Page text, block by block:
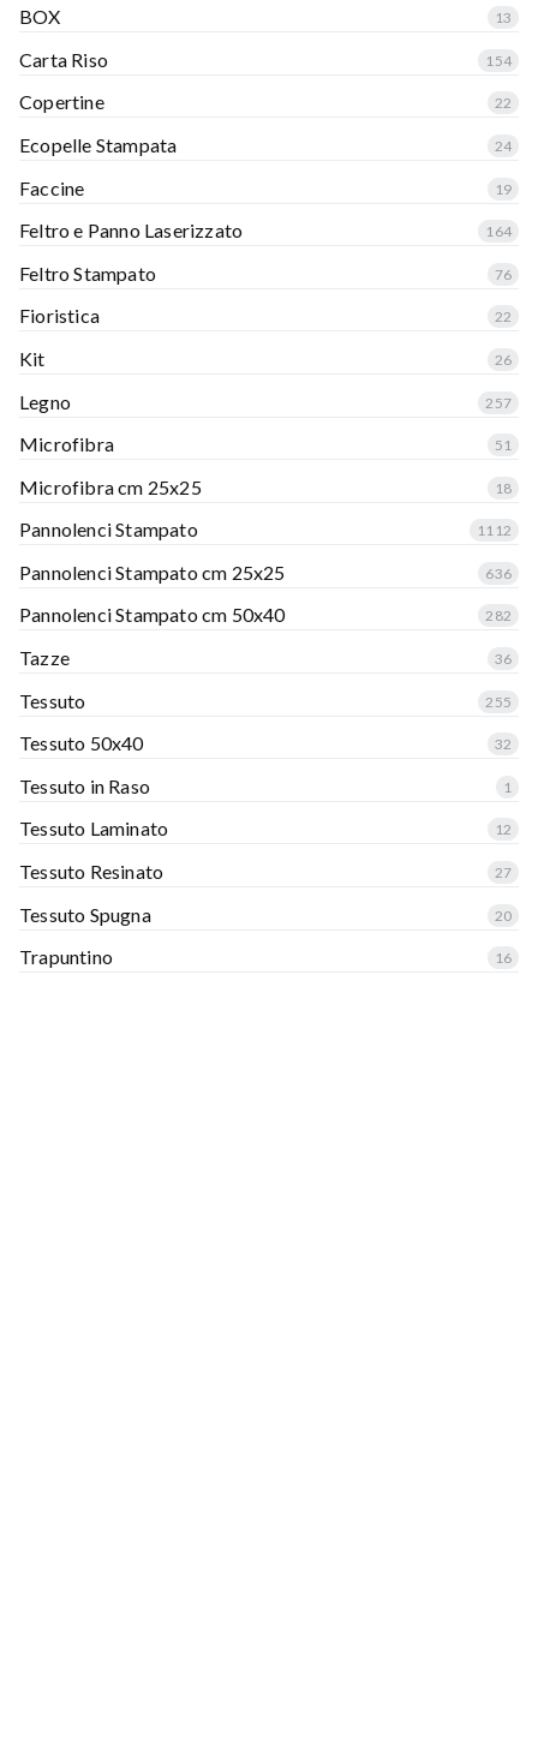
BOX 13
Carta Riso 154
Copertine 22
Ecopelle Stampata 24
Faccine 19
Feltro e Panno Laserizzato 164
Feltro Stampato 76
Fioristica 22
Kit 26
Legno 257
Microfibra 51
Microfibra cm 25x25 18
Pannolenci Stampato 1112
Pannolenci Stampato cm 25x25 636
Pannolenci Stampato cm 50x40 282
Tazze 36
Tessuto 255
Tessuto 50x40 32
Tessuto in Raso 1
Tessuto Laminato 12
Tessuto Resinato 27
Tessuto Spugna 20
Trapuntino 16